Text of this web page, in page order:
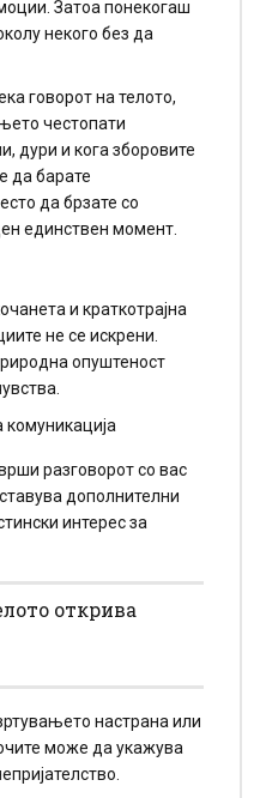
Затоа понекогаш
некого без да
говорот на телото,
честопати
дури и кога зборовите
да барате
да брзате со
единствен момент.
и краткотрајна
не се искрени.
опуштеност
разговорот со вас
дополнителни
интерес за
открива
настрана или
може да укажува